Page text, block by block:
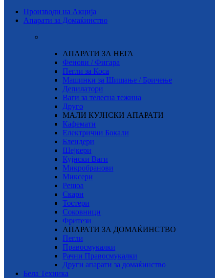
Производи на Акција
Апарати за Домаќинство
АПАРАТИ ЗА НЕГА
Фенови / Фигара
Пегли за Коса
Машинки за Шишање / Бричење
Депилатори
Ваги за телесна тежина
Друго
МАЛИ КУЈНСКИ АПАРАТИ
Кафемати
Електрични Бокали
Блендери
Шејкери
Кујнски Ваги
Микробранови
Миксери
Решоа
Скари
Тостери
Соковници
Фритези
АПАРАТИ ЗА ДОМАЌИНСТВО
Пегли
Правосмукалки
Рачни Правосмукалки
Други апарати за домаќинство
Бела Техника